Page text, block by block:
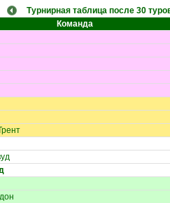
Турнирная таблица после 30
Команда